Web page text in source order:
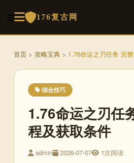
176复古网
首页 > 攻略宝典 > 1.76命运之刃任务 完
综合技巧
1.76命运之刃任
程及获取条件
admin 2026-07-07 1次阅读